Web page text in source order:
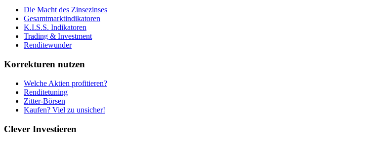
Die Macht des Zinsezinses
Gesamtmarktindikatoren
K.I.S.S. Indikatoren
Trading & Investment
Renditewunder
Korrekturen nutzen
Welche Aktien profitieren?
Renditetuning
Zitter-Börsen
Kaufen? Viel zu unsicher!
Clever Investieren